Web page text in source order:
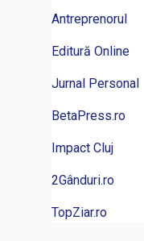
Antreprenorul
Editură Online
Jurnal Personal
BetaPress.ro
Impact Cluj
2Gânduri.ro
TopZiar.ro